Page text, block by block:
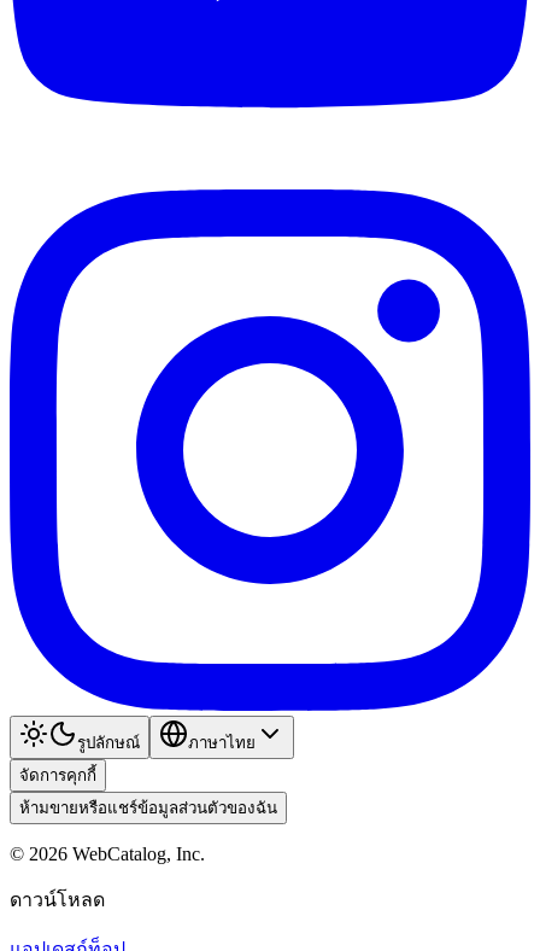
รูปลักษณ์
ภาษาไทย
จัดการคุกกี้
ห้ามขายหรือแชร์ข้อมูลส่วนตัวของฉัน
© 2026 WebCatalog, Inc.
ดาวน์โหลด